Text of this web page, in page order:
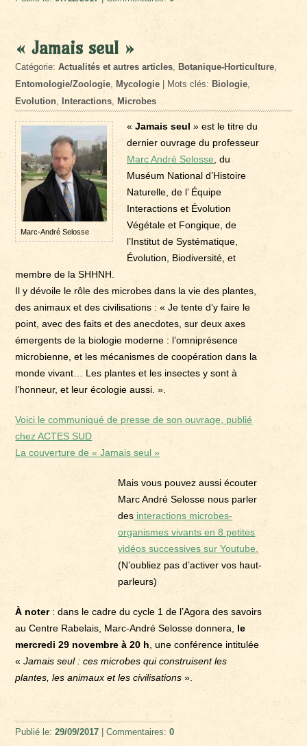
« Jamais seul »
Catégorie:Actualités et autres articles, Botanique-Horticulture,
Entomologie/Zoologie, Mycologie | Mots clés: Biologie,
Evolution, Interactions, Microbes
Marc-André Selosse
«Jamais seul » est le titre du
dernier ouvrage du professeur
Marc André Selosse, du
Muséum National d’Histoire
Naturelle, de l’ Équipe
Interactions et Évolution
Végétale et Fongique, de
l’Institut de Systématique,
Évolution, Biodiversité, et
membre de la SHHNH.
Il y dévoile le rôle des microbes dans la vie des plantes,
des animaux et des civilisations : « Je tente d’y faire le
point, avec des faits et des anecdotes, sur deux axes
émergents de la biologie moderne : l’omniprésence
microbienne, et les mécanismes de coopération dans la
monde vivant… Les plantes et les insectes y sont à
l’honneur, et leur écologie aussi. ».
Voici le communiqué de presse de son ouvrage, publié
chez ACTES SUD
La couverture de « Jamais seul »
Mais vous pouvez aussi écouter
Marc André Selosse nous parler
des interactions microbes-
organismes vivants en 8 petites
vidéos successives sur Youtube.
(N’oubliez pas d’activer vos haut-
parleurs)
À noter: dans le cadre du cycle 1 de l’Agora des savoirs
au Centre Rabelais, Marc-André Selosse donnera, le
mercredi 29 novembre à 20 h, une conférence intitulée
«Jamais seul : ces microbes qui construisent les
plantes, les animaux et les civilisations ».
Publié le:29/09/2017 | Commentaires:0